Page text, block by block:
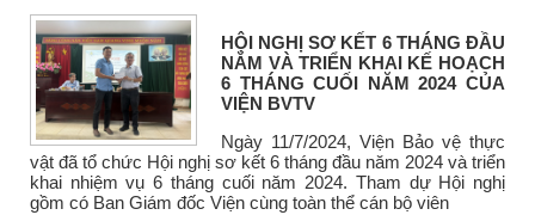
HỘI NGHỊ SƠ KẾT 6 THÁNG ĐẦU
NĂM VÀ TRIỂN KHAI KẾ HOẠCH
6 THÁNG CUỐI NĂM 2024 CỦA
VIỆN BVTV
Ngày 11/7/2024, Viện Bảo vệ thực
vật đã tổ chức Hội nghị sơ kết 6 tháng đầu năm 2024 và triển
khai nhiệm vụ 6 tháng cuối năm 2024. Tham dự Hội nghị
gồm có Ban Giám đốc Viện cùng toàn thể cán bộ viên